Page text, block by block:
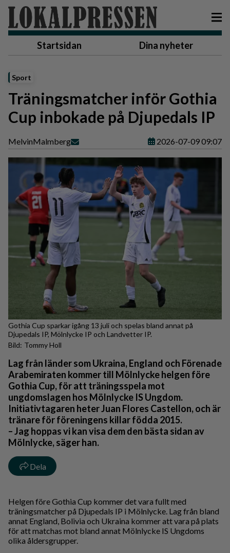
Startsidan Dina nyheter
Sport
Träningsmatcher inför Gothia
Cup inbokade på Djupedals IP
MelvinMalmberg 2026-07-09 09:07
Gothia Cup sparkar igång 13 juli och spelas bland annat på
Djupedals IP, Mölnlycke IP och Landvetter IP.
Tommy Holl
Lag från länder som Ukraina, England och Förenade
Arabemiraten kommer till Mölnlycke helgen före
Gothia Cup, för att träningsspela mot
ungdomslagen hos Mölnlycke IS Ungdom.
Initiativtagaren heter Juan Flores Castellon, och är
tränare för föreningens killar födda 2015.
– Jag hoppas vi kan visa dem den bästa sidan av
Mölnlycke, säger han.
Dela
Helgen före Gothia Cup kommer det vara fullt med
träningsmatcher på Djupedals IP i Mölnlycke. Lag från bland
annat England, Bolivia och Ukraina kommer att vara på plats
för att matchas mot bland annat Mölnlycke IS Ungdoms
olika åldersgrupper.